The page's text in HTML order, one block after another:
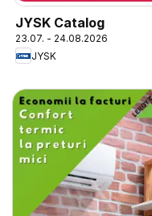
JYSK Catalog
23.07. - 24.08.2026
JYSK